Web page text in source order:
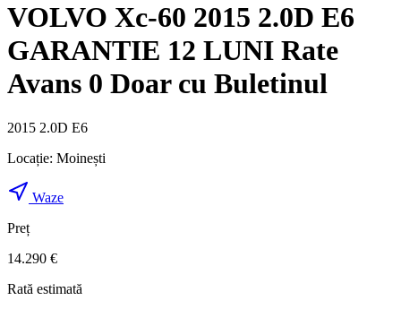
VOLVO Xc-60 2015 2.0D E6
GARANTIE 12 LUNI Rate
Avans 0 Doar cu Buletinul
2015 2.0D E6
Locație: Moinești
Waze
Preț
14.290 €
Rată estimată